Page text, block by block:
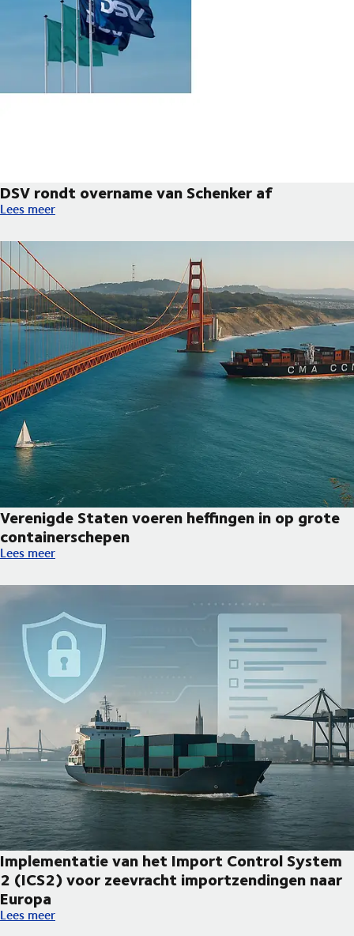
DSV rondt overname van Schenker af
DSV rondt overname van Schenker af
Lees meer
Verenigde Staten voeren heffingen in op grote
containerschepen
Verenigde Staten voeren heffingen in op grote
Lees meer
Implementatie van het Import Control System
2 (ICS2) voor zeevracht importzendingen naar
Europa
Implementatie van het Import Control System 2 (ICS2) voor
Lees meer